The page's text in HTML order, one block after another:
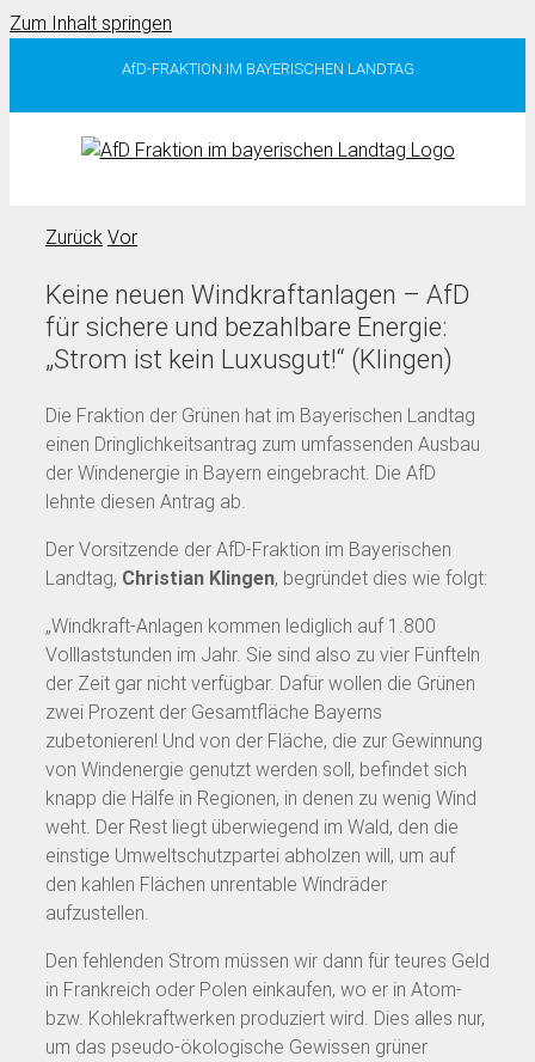
Zum Inhalt springen
AfD-FRAKTION IM BAYERISCHEN LANDTAG
Zurück Vor
Keine neuen Windkraftanlagen – AfD
für sichere und bezahlbare Energie:
„Strom ist kein Luxusgut!“ (Klingen)
Die Fraktion der Grünen hat im Bayerischen Landtag
einen Dringlichkeitsantrag zum umfassenden Ausbau
der Windenergie in Bayern eingebracht. Die AfD
lehnte diesen Antrag ab.
Der Vorsitzende der AfD-Fraktion im Bayerischen
Landtag, Christian Klingen, begründet dies wie folgt:
„Windkraft-Anlagen kommen lediglich auf 1.800
Volllaststunden im Jahr. Sie sind also zu vier Fünfteln
der Zeit gar nicht verfügbar. Dafür wollen die Grünen
zwei Prozent der Gesamtfläche Bayerns
zubetonieren! Und von der Fläche, die zur Gewinnung
von Windenergie genutzt werden soll, befindet sich
knapp die Hälfe in Regionen, in denen zu wenig Wind
weht. Der Rest liegt überwiegend im Wald, den die
einstige Umweltschutzpartei abholzen will, um auf
den kahlen Flächen unrentable Windräder
aufzustellen.
Den fehlenden Strom müssen wir dann für teures Geld
in Frankreich oder Polen einkaufen, wo er in Atom-
bzw. Kohlekraftwerken produziert wird. Dies alles nur,
um das pseudo-ökologische Gewissen grüner